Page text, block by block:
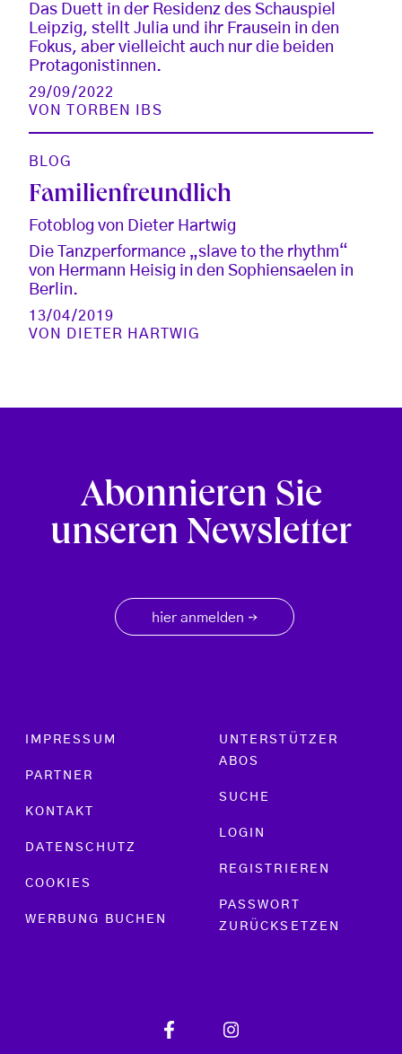
Das Duett in der Residenz des Schauspiel
Leipzig, stellt Julia und ihr Frausein in den
Fokus, aber vielleicht auch nur die beiden
Protagonistinnen.
29/09/2022
VON
TORBEN IBS
BLOG
Familienfreundlich
Fotoblog von Dieter Hartwig
Die Tanzperformance „slave to the rhythm“
von Hermann Heisig in den Sophiensaelen in
Berlin.
13/04/2019
VON
DIETER HARTWIG
Abonnieren Sie
unseren Newsletter
hier anmelden →
Footer menu
IMPRESSUM
PARTNER
KONTAKT
DATENSCHUTZ
COOKIES
WERBUNG BUCHEN
UNTERSTÜTZER
ABOS
SUCHE
LOGIN
REGISTRIEREN
PASSWORT
ZURÜCKSETZEN